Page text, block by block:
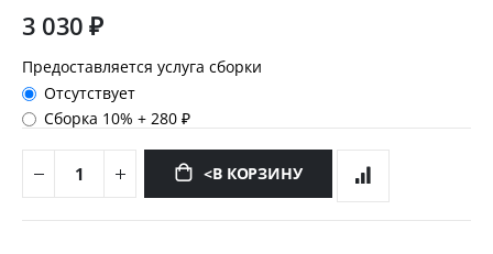
3 030 ₽
Предоставляется услуга сборки
Отсутствует
Сборка 10%+280 ₽
<В КОРЗИНУ